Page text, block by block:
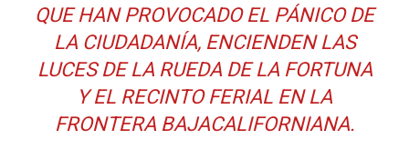
QUE HAN PROVOCADO EL PÁNICO DE
LA CIUDADANÍA, ENCIENDEN LAS
LUCES DE LA RUEDA DE LA FORTUNA
Y EL RECINTO FERIAL EN LA
FRONTERA BAJACALIFORNIANA.